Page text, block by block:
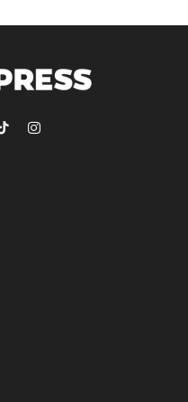
TikTokInstagram